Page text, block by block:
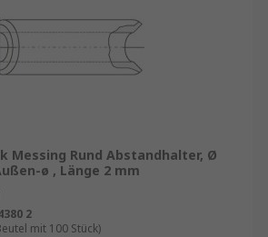
Messing Rund Abstandhalter, Ø
ø , Länge 2 mm
2
mit 100 Stück)